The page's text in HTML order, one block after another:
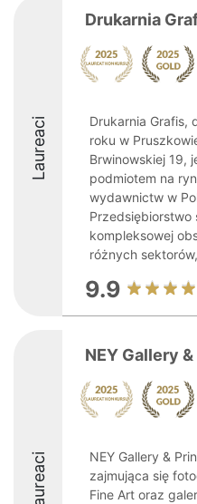
Laureaci
Drukarnia
Drukarnia Grafis,
roku w
Brwinowskiej 19,
podmiotem na
wydawnictw w
Przedsiębiorstwo
kompleksowej
różnych
9.9
Laureaci
NEY Gallery
NEY Gallery &
zajmująca się
Fine Art oraz